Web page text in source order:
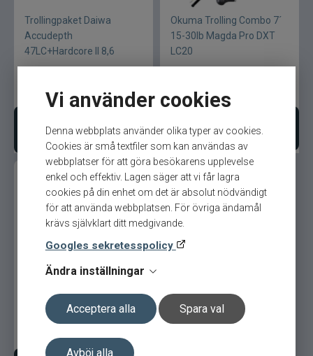
Vi använder cookies
Denna webbplats använder olika typer av cookies.
Cookies är små textfiler som kan användas av
webbplatser för att göra besökarens upplevelse
enkel och effektiv. Lagen säger att vi får lagra
cookies på din enhet om det är absolut nödvändigt
för att använda webbplatsen. För övriga ändamål
krävs självklart ditt medgivande.
Googles sekretesspolicy
Ändra inställningar
Acceptera alla Spara val
Avböj alla
Trollingpaket Daiwa
Accudepth
47LC+Hardcore II 8,6
1 399 kr Ord. pris 2 098 kr
Lägg i varukorgen
Okuma Trolling Combo 7´
15-30lb Magda Pro DXT
LC20
kr
Bevaka produkt
Daiwa Sensor Trolling
Combo 7´ 27LWLC